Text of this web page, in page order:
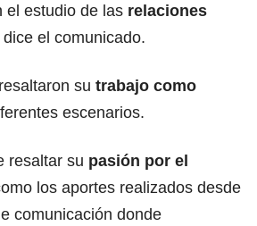
el estudio de las relaciones
dice el comunicado.
su trabajo como
escenarios.
resaltar su pasión por el
los aportes realizados desde
comunicación donde